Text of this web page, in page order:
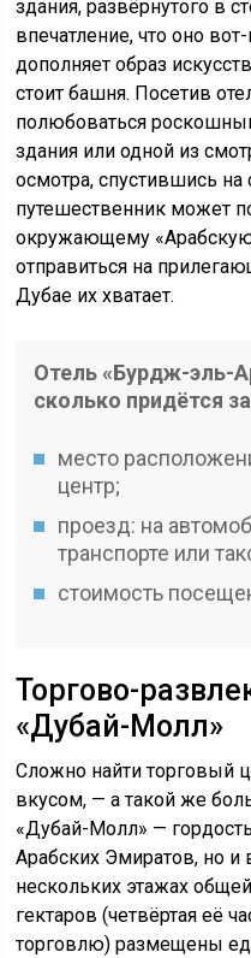
здания, развёрнутого в
впечатление, что оно
дополняет образ
стоит башня. Посетив
полюбоваться
здания или одной из
осмотра, спустившись на
путешественник может
окружающему
отправиться на
Дубае их хватает.
Отель «Бурдж-эль-
сколько придётся
место
центр;
проезд: на
транспорте или
стоимость
Торгово-
«Дубай-Молл»
Сложно найти торговый
вкусом, — а такой же
«Дубай-Молл» —
Арабских Эмиратов, но и
нескольких этажах
гектаров (четвёртая её
торговлю) размещены